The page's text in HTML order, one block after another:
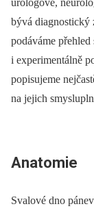
bývá diagnostický
podáváme
i experimentálně
popisujeme
na jejich
Anatomie
Svalové dno